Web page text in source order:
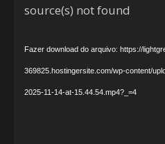
desource(s) not found
Fazer download do arquivo: https://
369825.hostingersite.com/wp-content/
2025-11-14-at-15.44.54.mp4?_=4